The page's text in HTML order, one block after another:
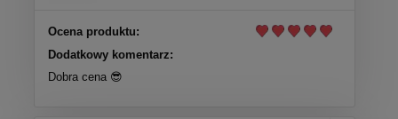
Ocena produktu:
Dodatkowy komentarz:
Dobra cena 😎